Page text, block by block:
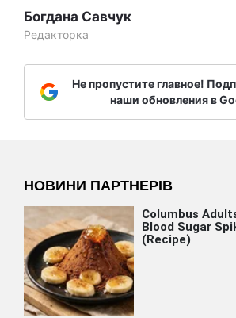
Богдана Савчук
Редакторка
Не пропустите главное!
наши обновления в